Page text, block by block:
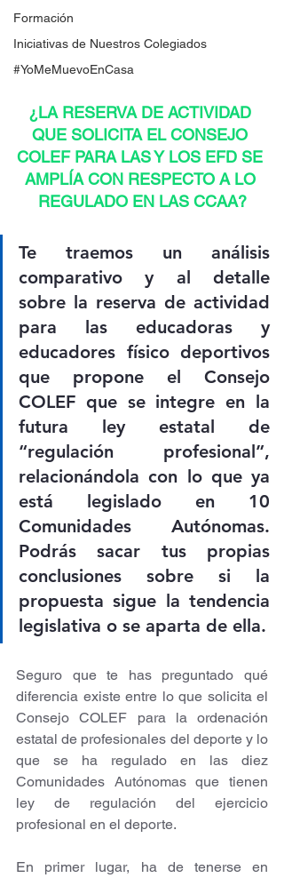
Formación
Iniciativas de Nuestros Colegiados
#YoMeMuevoEnCasa
¿LA RESERVA DE ACTIVIDAD
QUE SOLICITA EL CONSEJO
COLEF PARA LAS Y LOS EFD SE
AMPLÍA CON RESPECTO A LO
REGULADO EN LAS CCAA?
Te traemos un análisis
comparativo y al detalle
sobre la reserva de actividad
para las educadoras y
educadores físico deportivos
que propone el Consejo
COLEF que se integre en la
futura ley estatal de
“regulación profesional”,
relacionándola con lo que ya
está legislado en 10
Comunidades Autónomas.
Podrás sacar tus propias
conclusiones sobre si la
propuesta sigue la tendencia
legislativa o se aparta de ella.
Seguro que te has preguntado qué
diferencia existe entre lo que solicita el
Consejo COLEF para la ordenación
estatal de profesionales del deporte y lo
que se ha regulado en las diez
Comunidades Autónomas que tienen
ley de regulación del ejercicio
profesional en el deporte.
En primer lugar, ha de tenerse en